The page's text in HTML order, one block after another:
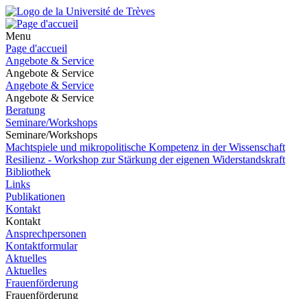
Menu
Page d'accueil
Angebote & Service
Angebote & Service
Angebote & Service
Angebote & Service
Beratung
Seminare/Workshops
Seminare/Workshops
Machtspiele und mikropolitische Kompetenz in der Wissenschaft
Resilienz - Workshop zur Stärkung der eigenen Widerstandskraft
Bibliothek
Links
Publikationen
Kontakt
Kontakt
Ansprechpersonen
Kontaktformular
Aktuelles
Aktuelles
Frauenförderung
Frauenförderung